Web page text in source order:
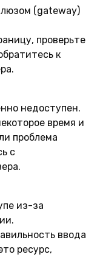
(gateway)
проверьте
к
недоступен.
время и
проблема
с
из-за
ввода
ресурс,